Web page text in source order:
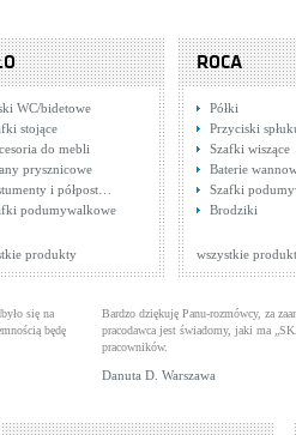
WC/bidetowe
stojące
do mebli
prysznicowe
i półpost…
podumywalkowe
produkty
ROCA
Półki
Przyciski
Szafki wiszące
Baterie
Szafki
Brodziki
wszystkie
się na
będę
Bardzo dziękuję Panu-rozmówcy, za
pracodawca jest świadomy, jaki ma
pracowników.
Danuta D. Warszawa